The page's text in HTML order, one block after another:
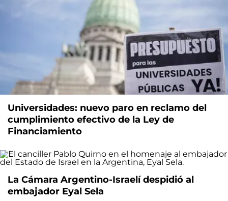
Universidades: nuevo paro en reclamo del
cumplimiento efectivo de la Ley de
Financiamiento
La Cámara Argentino-Israelí despidió al
embajador Eyal Sela